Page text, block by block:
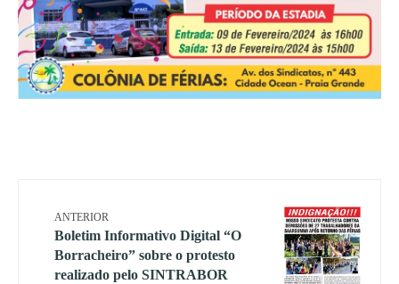
ANTERIOR
Boletim Informativo Digital “O
Borracheiro” sobre o protesto
realizado pelo SINTRABOR